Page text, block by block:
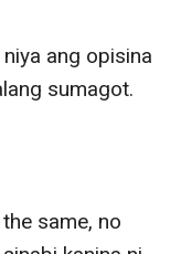
ang opisina
sumagot.
same, no